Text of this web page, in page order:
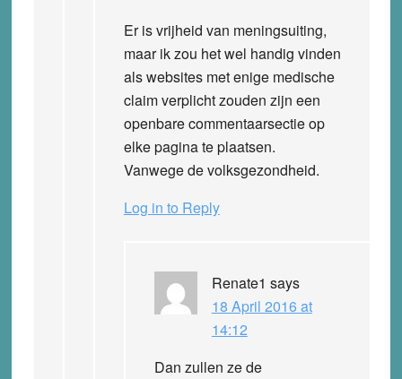
Er is vrijheid van meningsuiting,
maar ik zou het wel handig vinden
als websites met enige medische
claim verplicht zouden zijn een
openbare commentaarsectie op
elke pagina te plaatsen.
Vanwege de volksgezondheid.
Log in to Reply
Renate1 says
18 April 2016 at
14:12
Dan zullen ze de